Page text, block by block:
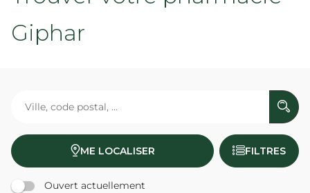
Giphar
ME LOCALISER FILTRES
Ouvert actuellement